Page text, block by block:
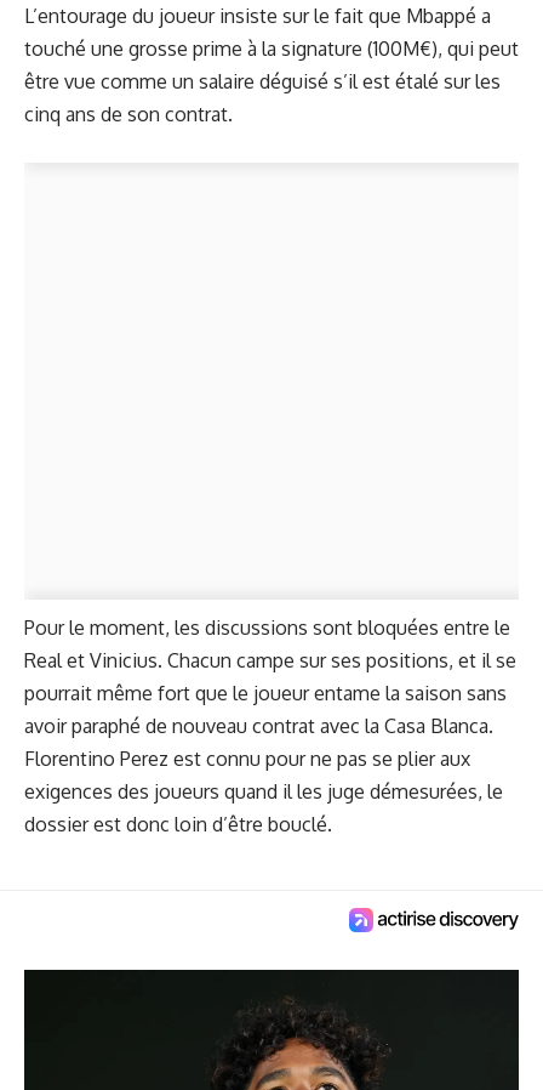
L’entourage du joueur insiste sur le fait que Mbappé a
touché une grosse prime à la signature (100M€), qui peut
être vue comme un salaire déguisé s’il est étalé sur les
cinq ans de son contrat.
Pour le moment, les discussions sont bloquées entre le
Real et Vinicius. Chacun campe sur ses positions, et il se
pourrait même fort que le joueur entame la saison sans
avoir paraphé de nouveau contrat avec la Casa Blanca.
Florentino Perez est connu pour ne pas se plier aux
exigences des joueurs quand il les juge démesurées, le
dossier est donc loin d’être bouclé.